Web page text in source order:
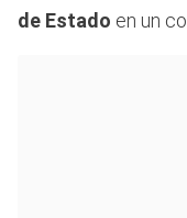
de Estado en un